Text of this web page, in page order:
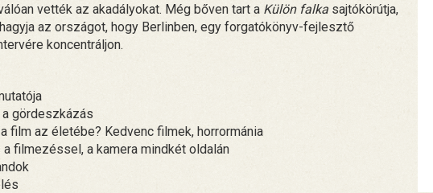
vették az akadályokat. Még bőven tart a Külön falka sajtókörútja,
az országot, hogy Berlinben, egy forgatókönyv-fejlesztő
koncentráljon.
gördeszkázás
film az életébe? Kedvenc filmek, horrormánia
filmezéssel, a kamera mindkét oldalán